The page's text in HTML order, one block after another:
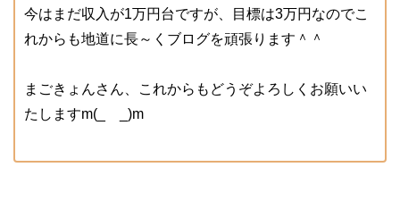
今はまだ収入が1万円台ですが、目標は3万円なのでこ
れからも地道に長～くブログを頑張ります＾＾
まごきょんさん、これからもどうぞよろしくお願いい
たしますm(_ _)m